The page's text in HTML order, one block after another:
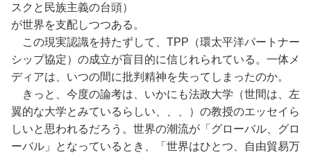
スクと民族主義の台頭）
が世界を支配しつつある。
この現実認識を持たずして、TPP（環太平洋パートナー
シップ協定）の成立が盲目的に信じれられている。一体メ
ディアは、いつの間に批判精神を失ってしまったのか。
きっと、今度の論考は、いかにも法政大学（世間は、左
翼的な大学とみているらしい、、、）の教授のエッセイら
しいと思われるだろう。世界の潮流が「グローバル、グロ
ーバル」となっているとき、「世界はひとつ、自由貿易万